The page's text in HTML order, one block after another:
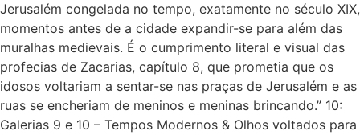
Jerusalém congelada no tempo, exatamente no século XIX,
momentos antes de a cidade expandir-se para além das
muralhas medievais. É o cumprimento literal e visual das
profecias de Zacarias, capítulo 8, que prometia que os
idosos voltariam a sentar-se nas praças de Jerusalém e as
ruas se encheriam de meninos e meninas brincando.” 10:
Galerias 9 e 10 – Tempos Modernos & Olhos voltados para